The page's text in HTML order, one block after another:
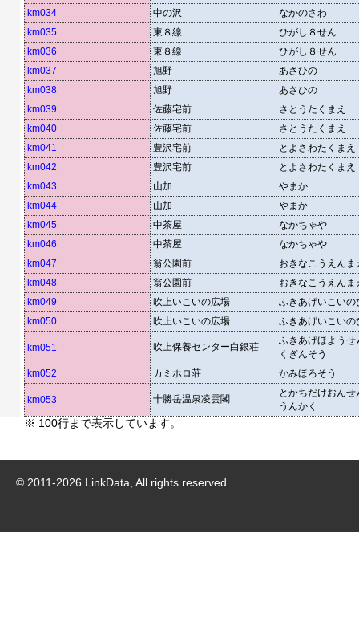
km034
中の沢
なかのさわ
km035
東８線
ひがし８せん
km036
東８線
ひがし８せん
km037
旭野
あさひの
km038
旭野
あさひの
km039
佐藤宅前
さとうたくまえ
km040
佐藤宅前
さとうたくまえ
km041
豊沢宅前
とよさわたくまえ
km042
豊沢宅前
とよさわたくまえ
km043
山加
やまか
km044
山加
やまか
km045
中茶屋
なかちゃや
km046
中茶屋
なかちゃや
km047
翁公園前
おきなこうえんま
km048
翁公園前
おきなこうえんま
km049
吹上いこいの広場
ふきあげいこいの
km050
吹上いこいの広場 ふきあげいこいの
km051 吹上保養センター白銀荘
ふきあげほようせ
くぎんそう
km052
カミホロ荘 かみほろそう
km053 十勝岳温泉凌雲閣
とかちだけおんせ
うんかく
※ 100行まで表示しています。
© 2011-2026 LinkData, All rights reserved.